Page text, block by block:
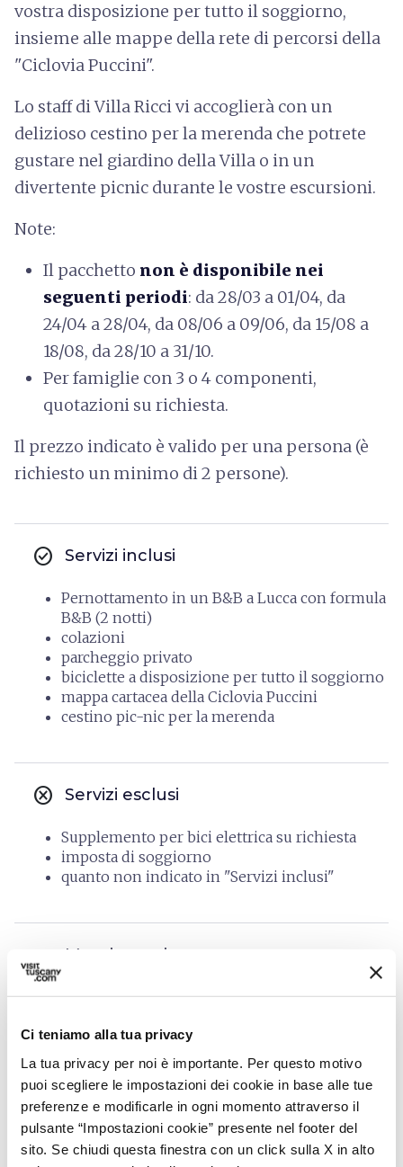
Ci teniamo alla tua privacy
La tua privacy per noi è importante. Per questo motivo
puoi scegliere le impostazioni dei cookie in base alle tue
preferenze e modificarle in ogni momento attraverso il
pulsante “Impostazioni cookie” presente nel footer del
sito. Se chiudi questa finestra con un click sulla X in alto
vostra disposizione per tutto il soggiorno,
insieme alle mappe della rete di percorsi della
"Ciclovia Puccini".
Lo staff di Villa Ricci vi accoglierà con un
delizioso cestino per la merenda che potrete
gustare nel giardino della Villa o in un
divertente picnic durante le vostre escursioni.
Note:
Il pacchetto non è disponibile nei
seguenti periodi: da 28/03 a 01/04, da
24/04 a 28/04, da 08/06 a 09/06, da 15/08 a
18/08, da 28/10 a 31/10.
Per famiglie con 3 o 4 componenti,
quotazioni su richiesta.
Il prezzo indicato è valido per una persona (è
richiesto un minimo di 2 persone).
check_circle Servizi inclusi
Pernottamento in un B&B a Lucca con formula
B&B (2 notti)
colazioni
parcheggio privato
biciclette a disposizione per tutto il soggiorno
mappa cartacea della Ciclovia Puccini
cestino pic-nic per la merenda
cancel Servizi esclusi
Supplemento per bici elettrica su richiesta
imposta di soggiorno
quanto non indicato in "Servizi inclusi"
Meeting point
Villa Ricci Suites Lucca
info Organizzazione
DMC Piana di Lucca by IG events
Via Santa Giustina, 6